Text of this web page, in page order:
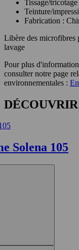
Tissage/
Teinture/
Fabrication :
Libère des microfibres
lavage
Pour plus
consulter notre page
environnementales :
Solena 105